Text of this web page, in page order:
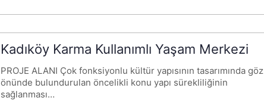
Kadıköy Karma Kullanımlı Yaşam Merkezi
PROJE ALANI Çok fonksiyonlu kültür yapısının tasarımında göz
önünde bulundurulan öncelikli konu yapı sürekliliğinin
sağlanması…